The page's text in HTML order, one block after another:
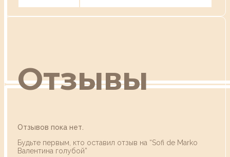
Отзывы
Отзывов пока нет.
Будьте первым, кто оставил отзыв на “Sofi de Marko
Валентина голубой”